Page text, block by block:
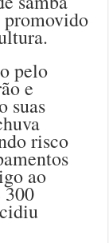
promovido
pelo
e
suas
risco
ao
300